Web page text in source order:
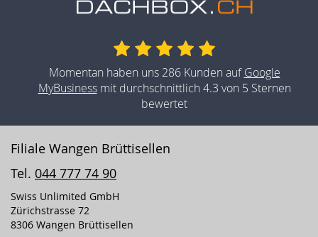
Momentan haben uns 286 Kunden aufGoogle
MyBusinessmit durchschnittlich 4.3 von 5 Sternen
bewertet
Filiale Wangen Brüttisellen
Tel. 044 777 74 90
Swiss Unlimited GmbH
Zürichstrasse 72
8306 Wangen Brüttisellen